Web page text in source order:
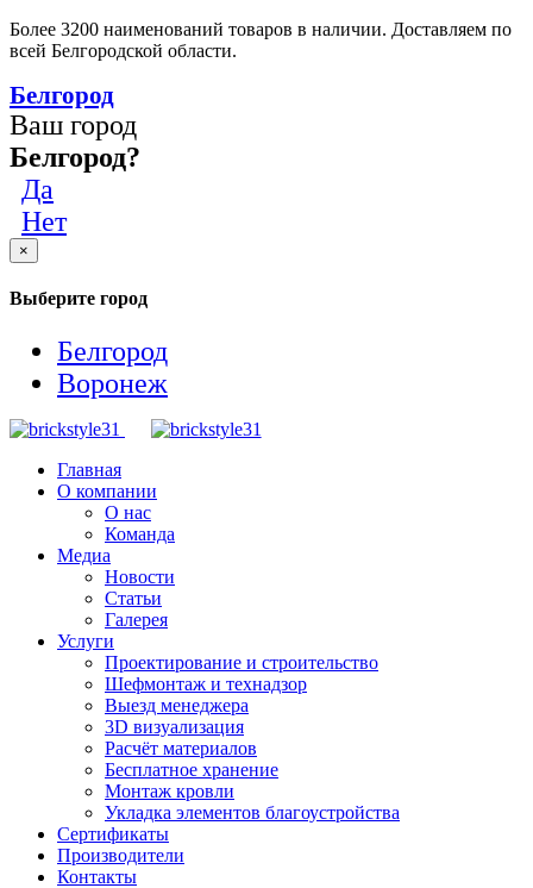
Более 3200 наименований товаров в наличии. Доставляем по
всей Белгородской области.
Белгород
Ваш город
Белгород?
Да
Нет
×
Выберите город
Белгород
Воронеж
Главная
О компании
О нас
Команда
Медиа
Новости
Статьи
Галерея
Услуги
Проектирование и строительство
Шефмонтаж и технадзор
Выезд менеджера
3D визуализация
Расчёт материалов
Бесплатное хранение
Монтаж кровли
Укладка элементов благоустройства
Сертификаты
Производители
Контакты